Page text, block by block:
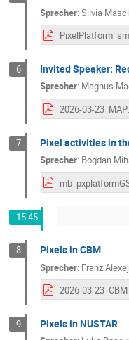
Sprecher:Silvia
6 Invited Speaker:
Sprecher: Magnus
2026-
7 Pixel activities in
Sprecher: Bogdan
15:45
8 Pixels in CBM
Sprecher: Franz
9 Pixels in NUSTAR